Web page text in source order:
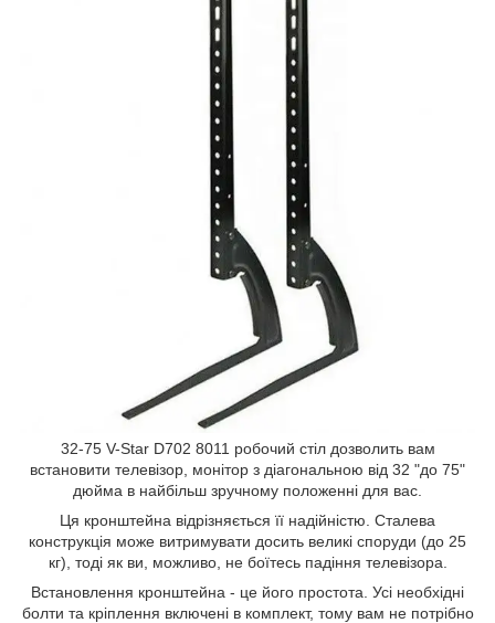
32-75 V-Star D702 8011 робочий стіл дозволить вам
встановити телевізор, монітор з діагональною від 32 "до 75"
дюйма в найбільш зручному положенні для вас.
Ця кронштейна відрізняється її надійністю. Сталева
конструкція може витримувати досить великі споруди (до 25
кг), тоді як ви, можливо, не боїтесь падіння телевізора.
Встановлення кронштейна - це його простота. Усі необхідні
болти та кріплення включені в комплект, тому вам не потрібно